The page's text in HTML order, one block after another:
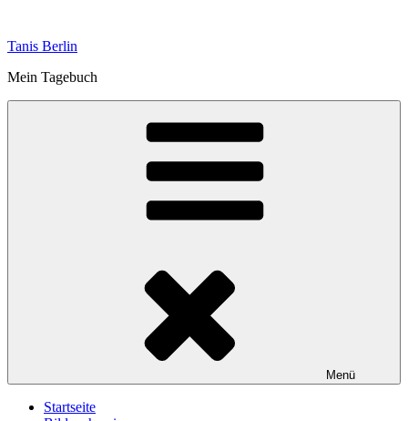
springen
Tanis Berlin
Mein Tagebuch
Menü
Startseite